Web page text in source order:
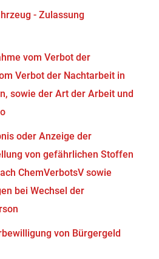
- Zulassung
vom Verbot der
Verbot der Nachtarbeit in
sowie der Art der Arbeit und
oder Anzeige der
von gefährlichen Stoffen
ChemVerbotsV sowie
bei Wechsel der
von Bürgergeld